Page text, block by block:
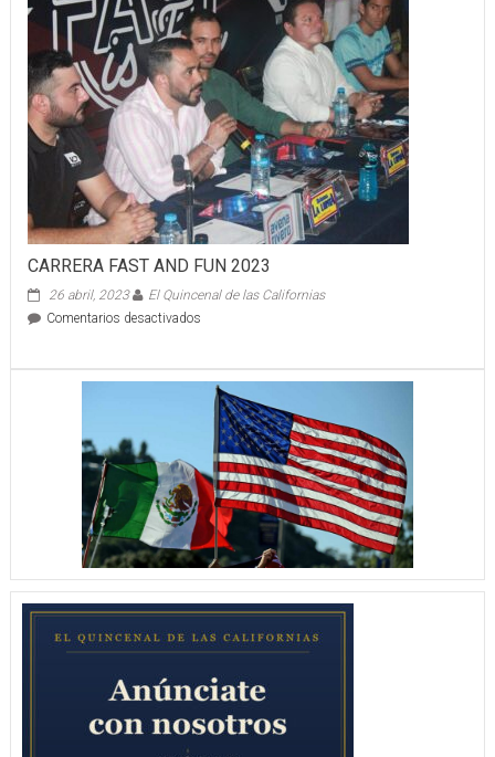
actividades
en
todos
sus
recintos
CARRERA FAST AND FUN 2023
26 abril, 2023
El Quincenal de las Californias
Comentarios desactivadosen
FUN
2023